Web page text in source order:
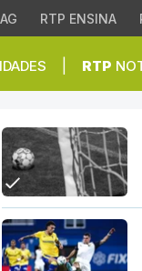
RTP ENSINA
RTP